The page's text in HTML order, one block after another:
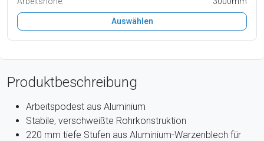
Auswählen
Produktbeschreibung
Arbeitspodest aus Aluminium
Stabile, verschweißte Rohrkonstruktion
220 mm tiefe Stufen aus Aluminium-Warzenblech für